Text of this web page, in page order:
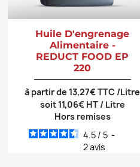
Huile D'engrenage
Alimentaire -
REDUCT FOOD EP
220
à partir de 13,27€ TTC /Litre
soit 11,06€ HT / Litre
Hors remises
4.5 / 5 -
2avis